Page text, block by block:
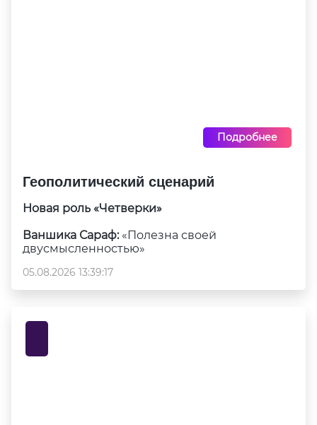
Подробнее
Геополитический сценарий
Новая роль «Четверки»
Ваншика Сараф:«Полезна своей
двусмысленностью»
05.08.2026 13:39:17